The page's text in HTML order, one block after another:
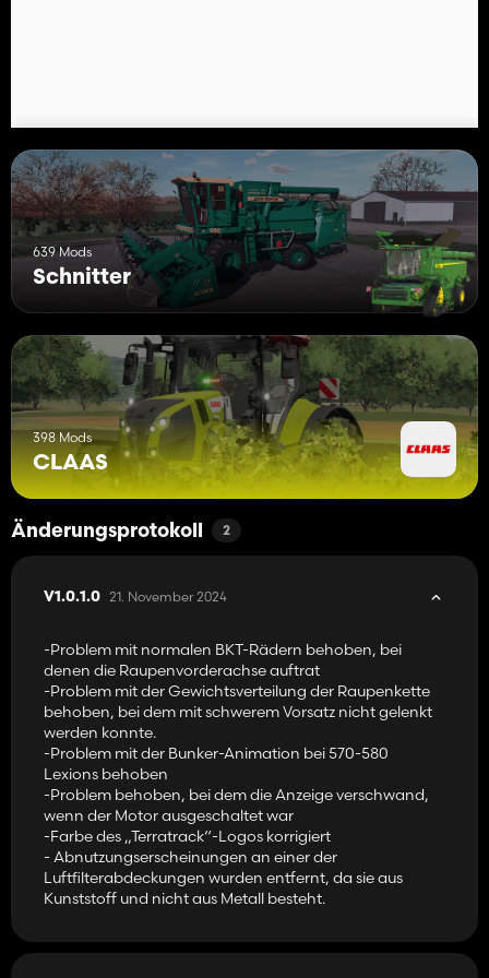
Preis: 4.500 €
Mods, die sich perfekt kombinieren lassen:
Claas Corio 675 FC by Młody98
https://www.farming-simulator.com/mod.php?
lang=en&country=us&mod_id=276488&title=fs2022
639 Mods
Schnitter
398 Mods
CLAAS
Änderungsprotokoll 2
V1.0.1.0 21. November 2024
-Problem mit normalen BKT-Rädern behoben, bei
denen die Raupenvorderachse auftrat
-Problem mit der Gewichtsverteilung der Raupenkette
behoben, bei dem mit schwerem Vorsatz nicht gelenkt
werden konnte.
-Problem mit der Bunker-Animation bei 570-580
Lexions behoben
-Problem behoben, bei dem die Anzeige verschwand,
wenn der Motor ausgeschaltet war
-Farbe des „Terratrack“-Logos korrigiert
- Abnutzungserscheinungen an einer der
Luftfilterabdeckungen wurden entfernt, da sie aus
Kunststoff und nicht aus Metall besteht.